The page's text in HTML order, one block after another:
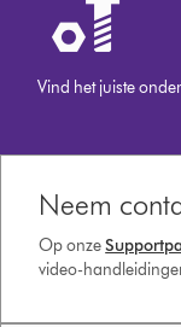
Vind het juiste
Neem
Op onze
video-